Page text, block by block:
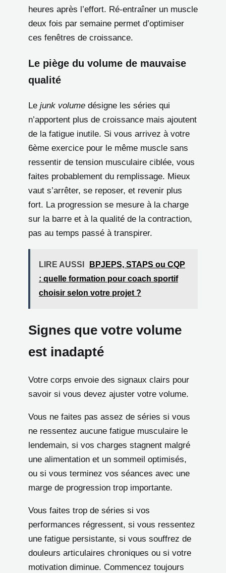
heures après l’effort. Ré-entraîner un muscle
deux fois par semaine permet d’optimiser
ces fenêtres de croissance.
Le piège du volume de mauvaise
qualité
Le junk volume désigne les séries qui
n’apportent plus de croissance mais ajoutent
de la fatigue inutile. Si vous arrivez à votre
6ème exercice pour le même muscle sans
ressentir de tension musculaire ciblée, vous
faites probablement du remplissage. Mieux
vaut s’arrêter, se reposer, et revenir plus
fort. La progression se mesure à la charge
sur la barre et à la qualité de la contraction,
pas au temps passé à transpirer.
LIRE AUSSI
BPJEPS, STAPS ou CQP
: quelle formation pour coach sportif
choisir selon votre projet ?
Signes que votre volume
est inadapté
Votre corps envoie des signaux clairs pour
savoir si vous devez ajuster votre volume.
Vous ne faites pas assez de séries si vous
ne ressentez aucune fatigue musculaire le
lendemain, si vos charges stagnent malgré
une alimentation et un sommeil optimisés,
ou si vous terminez vos séances avec une
marge de progression trop importante.
Vous faites trop de séries si vos
performances régressent, si vous ressentez
une fatigue persistante, si vous souffrez de
douleurs articulaires chroniques ou si votre
motivation diminue. Commencez toujours